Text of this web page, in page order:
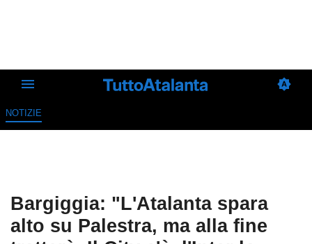
NOTIZIE
Bargiggia: "L'Atalanta spara
alto su Palestra, ma alla fine